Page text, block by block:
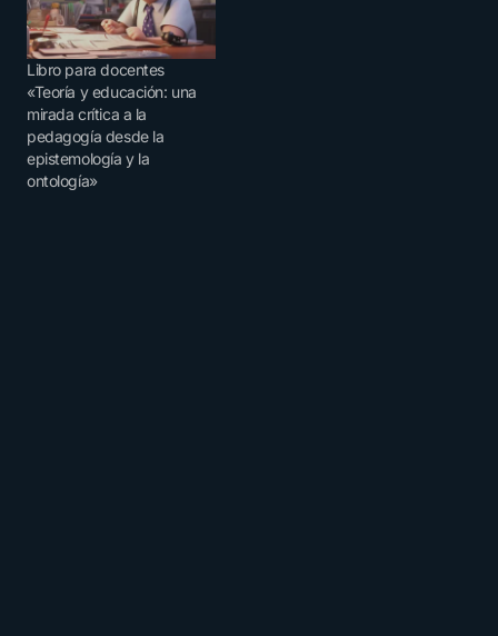
Libro para docentes
«Teoría y educación: una
mirada crítica a la
pedagogía desde la
epistemología y la
ontología»